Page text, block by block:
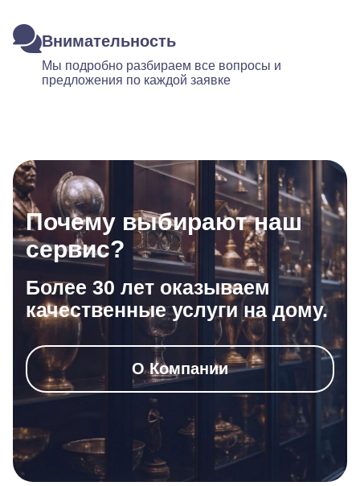
Внимательность
Мы подробно разбираем все вопросы и
предложения по каждой заявке
Почему выбирают наш
сервис?
Более 30 лет оказываем
качественные услуги на дому.
О Компании